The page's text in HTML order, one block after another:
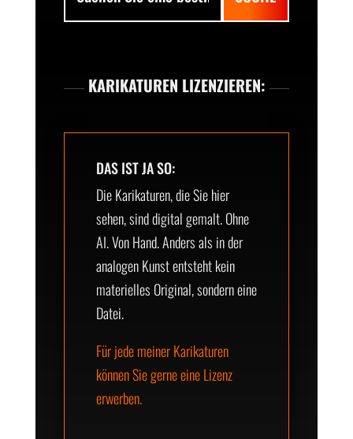
KARIKATUREN LIZENZIEREN:
DAS IST JA SO:
Die Karikaturen, die Sie hier
sehen, sind digital gemalt. Ohne
AI. Von Hand. Anders als in der
analogen Kunst entsteht kein
materielles Original, sondern eine
Datei.
Für jede meiner Karikaturen
können Sie gerne eine Lizenz
erwerben.